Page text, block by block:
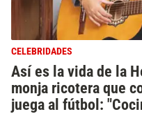
CELEBRIDADES
Así es la vida de la
monja ricotera que
juega al fútbol: